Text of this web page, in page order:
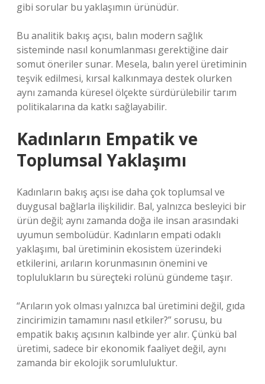
gibi sorular bu yaklaşımın ürünüdür.
Bu analitik bakış açısı, balın modern sağlık
sisteminde nasıl konumlanması gerektiğine dair
somut öneriler sunar. Mesela, balın yerel üretiminin
teşvik edilmesi, kırsal kalkınmaya destek olurken
aynı zamanda küresel ölçekte sürdürülebilir tarım
politikalarına da katkı sağlayabilir.
Kadınların Empatik ve
Toplumsal Yaklaşımı
Kadınların bakış açısı ise daha çok toplumsal ve
duygusal bağlarla ilişkilidir. Bal, yalnızca besleyici bir
ürün değil; aynı zamanda doğa ile insan arasındaki
uyumun sembolüdür. Kadınların empati odaklı
yaklaşımı, bal üretiminin ekosistem üzerindeki
etkilerini, arıların korunmasının önemini ve
toplulukların bu süreçteki rolünü gündeme taşır.
“Arıların yok olması yalnızca bal üretimini değil, gıda
zincirimizin tamamını nasıl etkiler?” sorusu, bu
empatik bakış açısının kalbinde yer alır. Çünkü bal
üretimi, sadece bir ekonomik faaliyet değil, aynı
zamanda bir ekolojik sorumluluktur.